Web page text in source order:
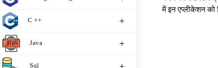
C ++
Java
Sql
में इन एप्लीकेशन